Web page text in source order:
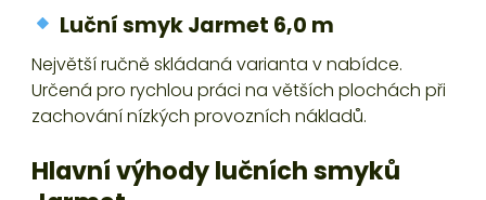
Luční smyk Jarmet 6,0 m
Největší ručně skládaná varianta v nabídce.
Určená pro rychlou práci na větších plochách při
zachování nízkých provozních nákladů.
Hlavní výhody lučních smyků